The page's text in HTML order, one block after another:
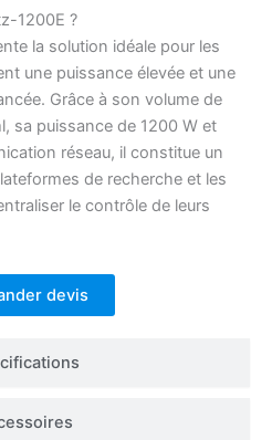
1200E ?
la solution idéale pour les
une puissance élevée et une
Grâce à son volume de
sa puissance de 1200 W et
réseau, il constitue un
de recherche et les
le contrôle de leurs
devis